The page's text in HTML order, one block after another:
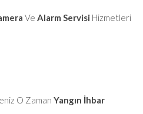
Ve Alarm Servisi Hizmetleri
O Zaman Yangın İhbar